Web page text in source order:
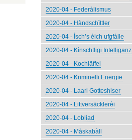
2020-04 - Federàlismus
2020-04 - Hàndschìttler
2020-04 - Ìsch’s èich ufgfàlle
2020-04 - Kìnschtligi Intelliganz
2020-04 - Kochläffel
2020-04 - Kriminelli Energie
2020-04 - Laari Gotteshiser
2020-04 - Littversäcklerèi
2020-04 - Lobliad
2020-04 - Màskabàll